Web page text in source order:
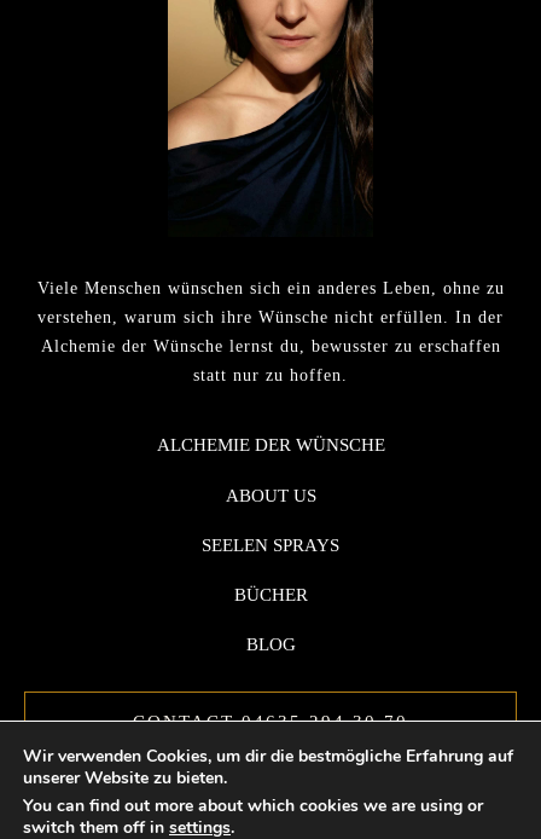
Viele Menschen wünschen sich ein anderes Leben, ohne zu
verstehen, warum sich ihre Wünsche nicht erfüllen. In der
Alchemie der Wünsche lernst du, bewusster zu erschaffen
statt nur zu hoffen.
ALCHEMIE DER WÜNSCHE
ABOUT US
SEELEN SPRAYS
BÜCHER
BLOG
CONTACT 04635 294 30 70
Wir verwenden Cookies, um dir die bestmögliche Erfahrung auf
unserer Website zu bieten.
You can find out more about which cookies we are using or
switch them off in settings.